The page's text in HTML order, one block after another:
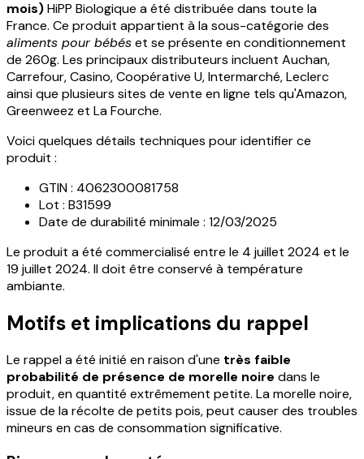
mois)HiPP Biologique a été distribuée dans toute la
France. Ce produit appartient à la sous-catégorie des
aliments pour bébéset se présente en conditionnement
de 260g. Les principaux distributeurs incluent Auchan,
Carrefour, Casino, Coopérative U, Intermarché, Leclerc
ainsi que plusieurs sites de vente en ligne tels qu'Amazon,
Greenweez et La Fourche.
Voici quelques détails techniques pour identifier ce
produit :
GTIN : 4062300081758
Lot : B31599
Date de durabilité minimale : 12/03/2025
Le produit a été commercialisé entre le 4 juillet 2024 et le
19 juillet 2024. Il doit être conservé à température
ambiante.
Motifs et implications du rappel
Le rappel a été initié en raison d'une très faible
probabilité de présence de morelle noire dans le
produit, en quantité extrêmement petite. La morelle noire,
issue de la récolte de petits pois, peut causer des troubles
mineurs en cas de consommation significative.